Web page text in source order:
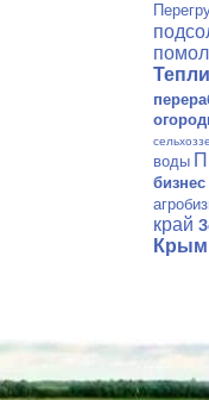
воды
бизнес
край
Крым